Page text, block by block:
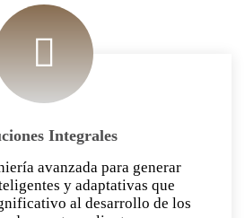
Integrales
avanzada para generar
y adaptativas que
al desarrollo de los